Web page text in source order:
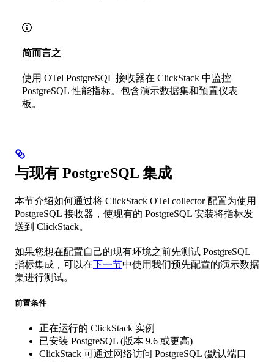
简而言之
使用 OTel PostgreSQL 接收器在 ClickStack 中监控
PostgreSQL 性能指标。包含演示数据集和预置仪表
板。
与现有 PostgreSQL 集成
本节介绍如何通过将 ClickStack OTel collector 配置为使用
PostgreSQL 接收器，使现有的 PostgreSQL 安装将指标发
送到 ClickStack。
如果您想在配置自己的现有环境之前先测试 PostgreSQL
指标集成，可以在下一节中使用我们预先配置的演示数据
集进行测试。
前置条件
正在运行的 ClickStack 实例
已安装 PostgreSQL (版本 9.6 或更高)
ClickStack 可通过网络访问 PostgreSQL (默认端口